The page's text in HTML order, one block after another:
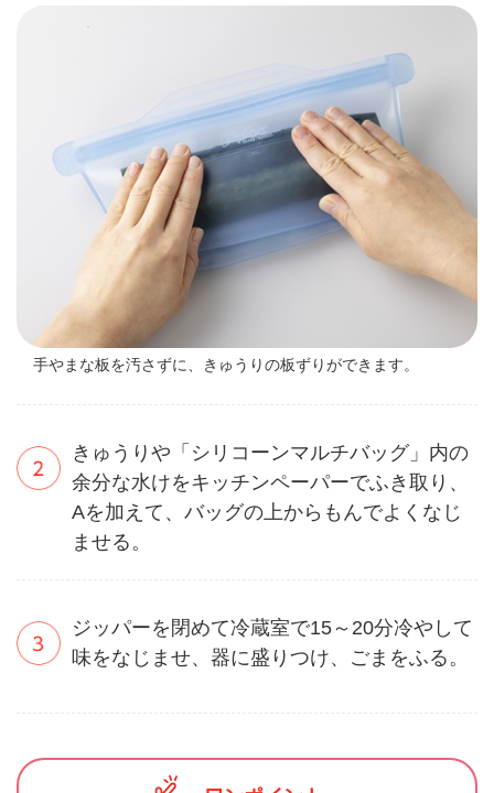
手やまな板を汚さずに、きゅうりの板ずりができます。
きゅうりや「シリコーンマルチバッグ」内の
余分な水けをキッチンペーパーでふき取り、
Aを加えて、バッグの上からもんでよくなじ
ませる。
ジッパーを閉めて冷蔵室で15～20分冷やして
味をなじませ、器に盛りつけ、ごまをふる。